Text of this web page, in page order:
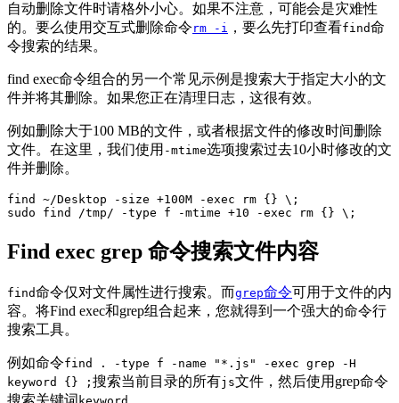
自动删除文件时请格外小心。如果不注意，可能会是灾难性
的。要么使用交互式删除命令 rm -i ，要么先打印查看find命
令搜索的结果。
find exec命令组合的另一个常见示例是搜索大于指定大小的文
件并将其删除。如果您正在清理日志，这很有效。
例如删除大于100 MB的文件，或者根据文件的修改时间删除
文件。在这里，我们使用 -mtime选项搜索过去10小时修改的文
件并删除。
find ~/Desktop -size +100M -exec rm {} \;
sudo find /tmp/ -type f -mtime +10 -exec rm {} \;
Find exec grep 命令搜索文件内容
find命令仅对文件属性进行搜索。而grep命令可用于文件的内
容。将Find exec和grep组合起来，您就得到一个强大的命令行
搜索工具。
例如命令find . -type f -name "*.js" -exec grep -H
keyword {} ; 搜索当前目录的所有js文件，然后使用grep命令